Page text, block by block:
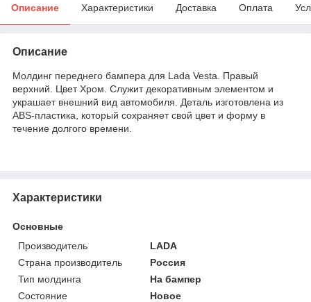
Описание Характеристики Доставка Оплата
Описание
Молдинг переднего бампера для Lada Vesta. Правый
верхний. Цвет Хром. Служит декоративным элементом и
украшает внешний вид автомобиля. Деталь изготовлена из
ABS-пластика, который сохраняет свой цвет и форму в
течение долгого времени.
Характеристики
Основные
Производитель
LADA
Страна производитель
Россия
Тип молдинга
На бампер
Состояние
Новое